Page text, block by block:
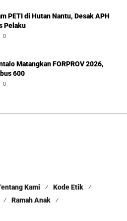
PETI di Hutan Nantu, Desak APH
Pelaku
0
Matangkan FORPROV 2026,
600
0
Kami
Kode Etik
Ramah Anak